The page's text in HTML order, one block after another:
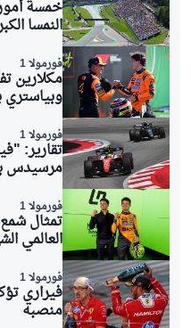
خمسة
النمسا الكبرى
فورمولا 1
مكلارين
وبياستري
فورمولا 1
تقارير:
مرسيدس
فورمولا 1
تمثال
العالمي
فورمولا 1
فيراري
منصبه